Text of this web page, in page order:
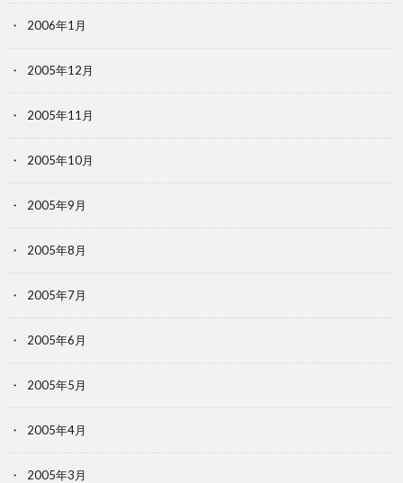
2006年1月
2005年12月
2005年11月
2005年10月
2005年9月
2005年8月
2005年7月
2005年6月
2005年5月
2005年4月
2005年3月